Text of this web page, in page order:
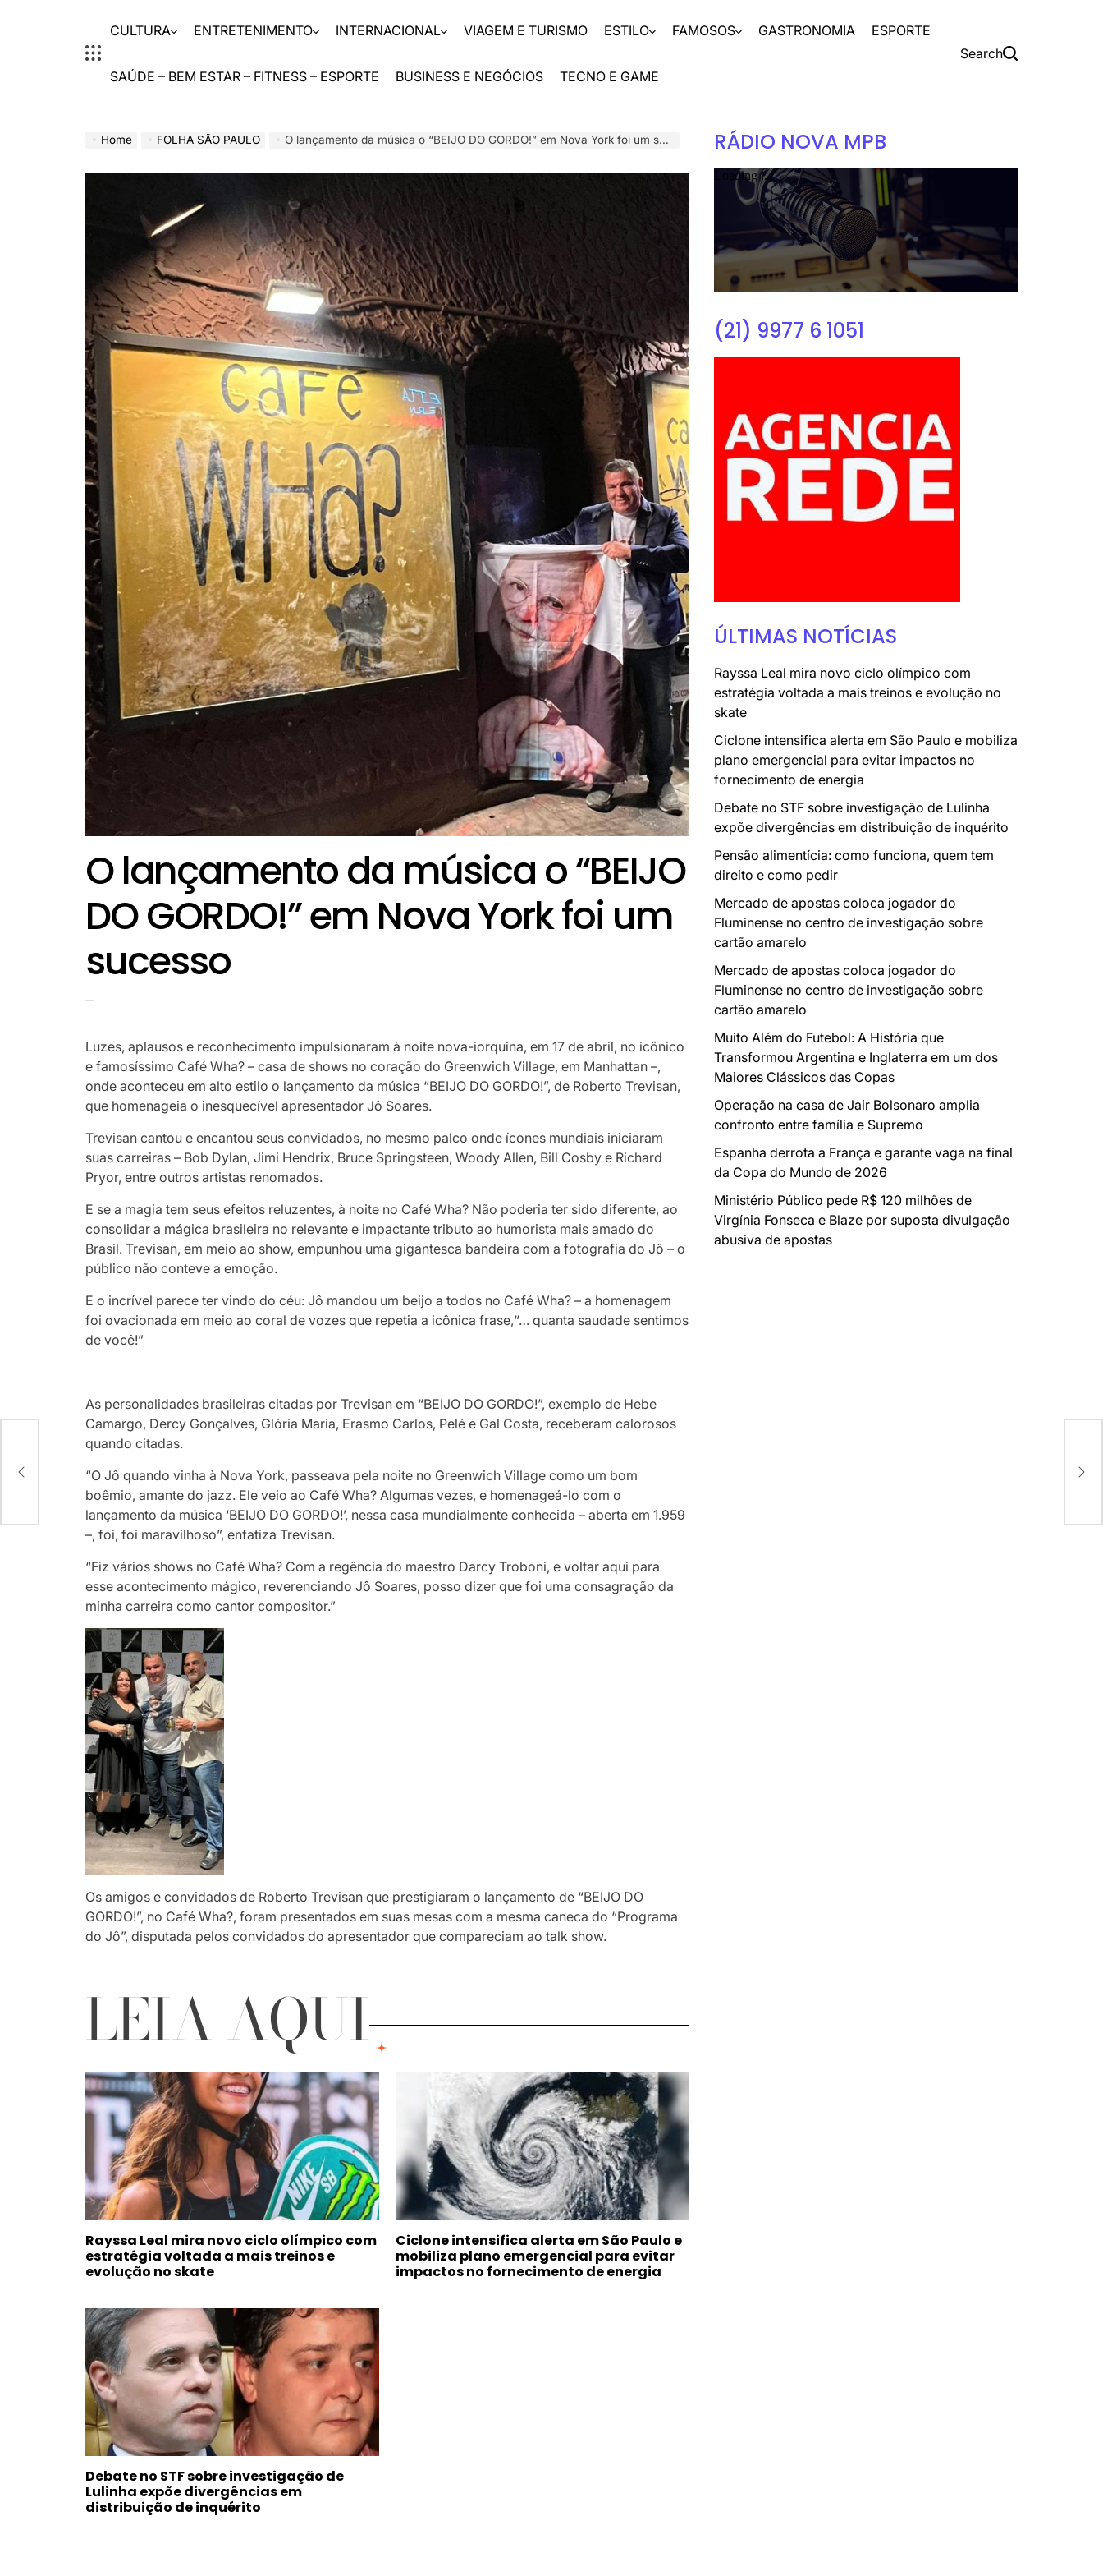
CULTURA ENTRETENIMENTO INTERNACIONAL VIAGEM E TURISMO ESTILO FAMOSOS GASTRONOMIA ESPORTE
SAÚDE – BEM ESTAR – FITNESS – ESPORTE BUSINESS E NEGÓCIOS TECNO E GAME
Search
Home FOLHA SÃO PAULO O lançamento da música o “BEIJO DO GORDO!” em Nova York foi um sucesso
O lançamento da música o “BEIJO
DO GORDO!” em Nova York foi um
sucesso
Luzes, aplausos e reconhecimento impulsionaram à noite nova-iorquina, em 17 de abril, no icônico
e famosíssimo Café Wha? – casa de shows no coração do Greenwich Village, em Manhattan –,
onde aconteceu em alto estilo o lançamento da música “BEIJO DO GORDO!”, de Roberto Trevisan,
que homenageia o inesquecível apresentador Jô Soares.
Trevisan cantou e encantou seus convidados, no mesmo palco onde ícones mundiais iniciaram
suas carreiras – Bob Dylan, Jimi Hendrix, Bruce Springsteen, Woody Allen, Bill Cosby e Richard
Pryor, entre outros artistas renomados.
E se a magia tem seus efeitos reluzentes, à noite no Café Wha? Não poderia ter sido diferente, ao
consolidar a mágica brasileira no relevante e impactante tributo ao humorista mais amado do
Brasil. Trevisan, em meio ao show, empunhou uma gigantesca bandeira com a fotografia do Jô – o
público não conteve a emoção.
E o incrível parece ter vindo do céu: Jô mandou um beijo a todos no Café Wha? – a homenagem
foi ovacionada em meio ao coral de vozes que repetia a icônica frase,“… quanta saudade sentimos
de você!”
As personalidades brasileiras citadas por Trevisan em “BEIJO DO GORDO!”, exemplo de Hebe
Camargo, Dercy Gonçalves, Glória Maria, Erasmo Carlos, Pelé e Gal Costa, receberam calorosos
quando citadas.
“O Jô quando vinha à Nova York, passeava pela noite no Greenwich Village como um bom
boêmio, amante do jazz. Ele veio ao Café Wha? Algumas vezes, e homenageá-lo com o
lançamento da música ‘BEIJO DO GORDO!’, nessa casa mundialmente conhecida – aberta em 1.959
–, foi, foi maravilhoso”, enfatiza Trevisan.
“Fiz vários shows no Café Wha? Com a regência do maestro Darcy Troboni, e voltar aqui para
esse acontecimento mágico, reverenciando Jô Soares, posso dizer que foi uma consagração da
minha carreira como cantor compositor.”
Os amigos e convidados de Roberto Trevisan que prestigiaram o lançamento de “BEIJO DO
GORDO!”, no Café Wha?, foram presentados em suas mesas com a mesma caneca do “Programa
do Jô”, disputada pelos convidados do apresentador que compareciam ao talk show.
LEIA AQUI
Rayssa Leal mira novo ciclo olímpico com
estratégia voltada a mais treinos e
evolução no skate
Ciclone intensifica alerta em São Paulo e
mobiliza plano emergencial para evitar
impactos no fornecimento de energia
Debate no STF sobre investigação de
Lulinha expõe divergências em
distribuição de inquérito
RÁDIO NOVA MPB
(21) 9977 6 1051
ÚLTIMAS NOTÍCIAS
Rayssa Leal mira novo ciclo olímpico com
estratégia voltada a mais treinos e evolução no
skate
Ciclone intensifica alerta em São Paulo e mobiliza
plano emergencial para evitar impactos no
fornecimento de energia
Debate no STF sobre investigação de Lulinha
expõe divergências em distribuição de inquérito
Pensão alimentícia: como funciona, quem tem
direito e como pedir
Mercado de apostas coloca jogador do
Fluminense no centro de investigação sobre
cartão amarelo
Mercado de apostas coloca jogador do
Fluminense no centro de investigação sobre
cartão amarelo
Muito Além do Futebol: A História que
Transformou Argentina e Inglaterra em um dos
Maiores Clássicos das Copas
Operação na casa de Jair Bolsonaro amplia
confronto entre família e Supremo
Espanha derrota a França e garante vaga na final
da Copa do Mundo de 2026
Ministério Público pede R$ 120 milhões de
Virgínia Fonseca e Blaze por suposta divulgação
abusiva de apostas